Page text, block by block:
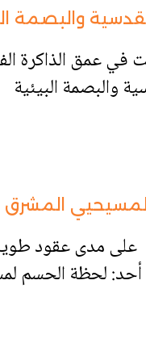
والبصمة
في عمق الذاكرة
والبصمة البيئية
لمسيحيي المشرق
على مدى عقود
أحد: لحظة الحسم